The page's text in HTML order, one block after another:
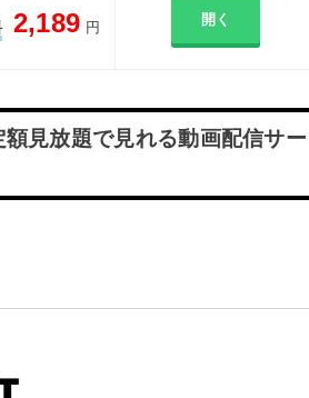
2,189 円 開く
見放題で見れる動画配信サー